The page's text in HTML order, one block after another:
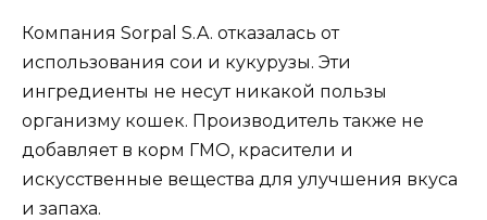
Компания Sorpal S.A. отказалась от
использования сои и кукурузы. Эти
ингредиенты не несут никакой пользы
организму кошек. Производитель также не
добавляет в корм ГМО, красители и
искусственные вещества для улучшения вкуса
и запаха.